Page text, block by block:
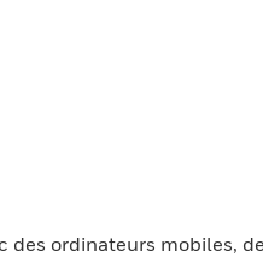
ordinateurs mobiles,